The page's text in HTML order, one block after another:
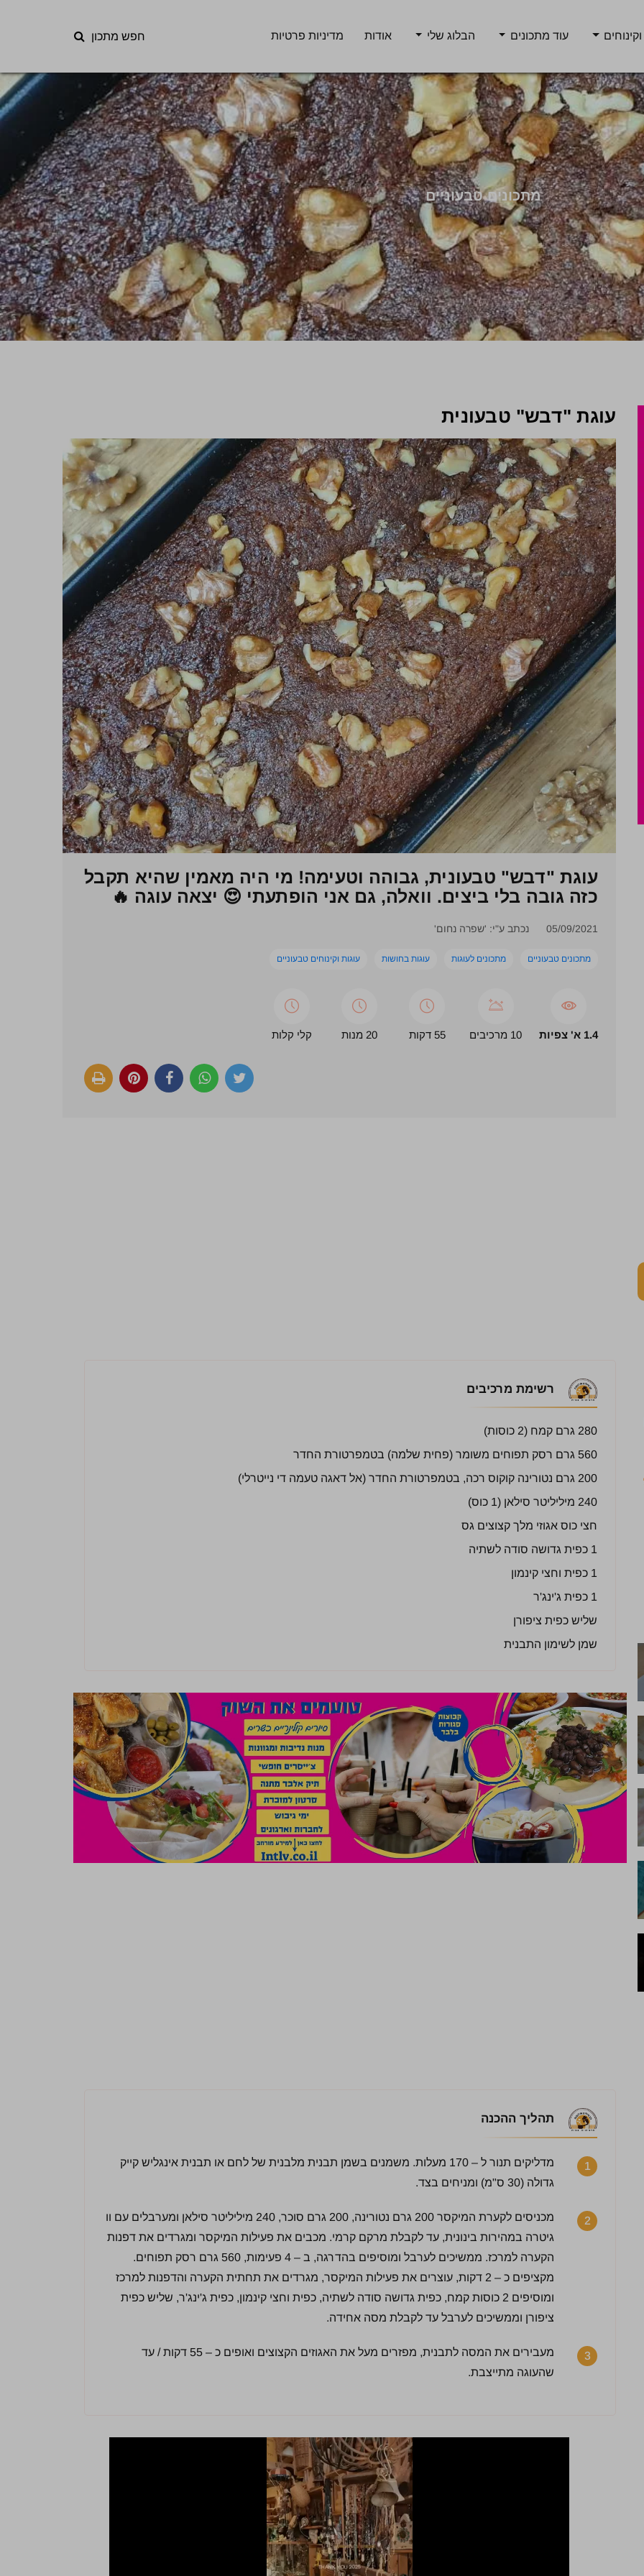
עוד מתכונים הבלוג שלי אודות מדיניות פרטיות חפש מתכון
מתכונים טבעוניים
עוגת "דבש" טבעונית
עוגת "דבש" טבעונית, גבוהה וטעימה! מי היה מאמין שהיא תקבל
כזה גובה בלי ביצים. וואלה, גם אני הופתעתי 😍 יצאה עוגה 🔥
05/09/2021 נכתב ע"י: 'שפרה נחום'
מתכונים טבעוניים מתכונים לעוגות עוגות בחושות עוגות וקינוחים טבעוניים
1.4 א' צפיות 10 מרכיבים 55 דקות 20 מנות קלי קלות
רשימת מרכיבים
280 גרם קמח (2 כוסות)
560 גרם רסק תפוחים משומר (פחית שלמה) בטמפרטורת החדר
200 גרם נטורינה קוקוס רכה, בטמפרטורת החדר (אל דאגה טעמה די נייטרלי)
240 מיליליטר סילאן (1 כוס)
חצי כוס אגוזי מלך קצוצים גס
1 כפית גדושה סודה לשתיה
1 כפית וחצי קינמון
1 כפית ג'ינג'ר
שליש כפית ציפורן
שמן לשימון התבנית
תהליך ההכנה
1
מדליקים תנור ל – 170 מעלות. משמנים בשמן תבנית מלבנית של לחם או תבנית אינגליש קייק
גדולה (30 ס"מ) ומניחים בצד.
2
מכניסים לקערת המיקסר 200 גרם נטורינה, 200 גרם סוכר, 240 מיליליטר סילאן ומערבלים עם וו
גיטרה במהירות בינונית, עד לקבלת מרקם קרמי. מכבים את פעילות המיקסר ומגרדים את דפנות
הקערה למרכז. ממשיכים לערבל ומוסיפים בהדרגה, ב – 4 פעימות, 560 גרם רסק תפוחים.
מקציפים כ – 2 דקות, עוצרים את פעילות המיקסר, מגרדים את תחתית הקערה והדפנות למרכז
ומוסיפים 2 כוסות קמח, כפית גדושה סודה לשתיה, כפית וחצי קינמון, כפית ג'ינג'ר, שליש כפית
ציפורן וממשיכים לערבל עד לקבלת מסה אחידה.
3
מעבירים את המסה לתבנית, מפזרים מעל את האגוזים הקצוצים ואופים כ – 55 דקות / עד
שהעוגה מתייצבת.
לחץ כדי לדרג: